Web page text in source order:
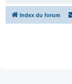
Index du forum